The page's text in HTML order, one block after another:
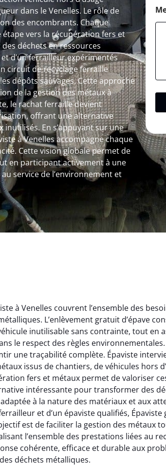
dans le Venelles. Le rôle de
des encombrants. Chaque
vers la récupération fers et
déchets en ressources
d’un ferrailleur expérimentés
circuit de recyclage ferraille
dépôts sauvages. Cette approche
de la gestion des métaux à
le rachat ferraille devient
offrant une alternative
inutilisés. En s’appuyant sur une
à Venelles accompagne chaque
Cette vision globale permet de
en participant activement à une
service de l’environnement et
à Venelles couvrent l’ensemble des
L’enlèvement gratuit d’épave
inutilisable sans contrainte, tout en
le respect des règles environnementales.
une traçabilité complète. Épaviste
issus de chantiers, de véhicules hors
fers et métaux permet de valoriser
intéressante pour transformer des
à la nature des matériaux et aux
et d’un épaviste qualifiés,
est de faciliter la gestion des métaux
l’ensemble des prestations liées au
cohérente, efficace et durable aux
déchets métalliques.
Virginie Lambert
26 février 2025
Parfait pour se débarrasser
des vieux métaux ! Équipe
efficace qui a tout enlevé
sans laisser de traces.
Service client très réactif.
et